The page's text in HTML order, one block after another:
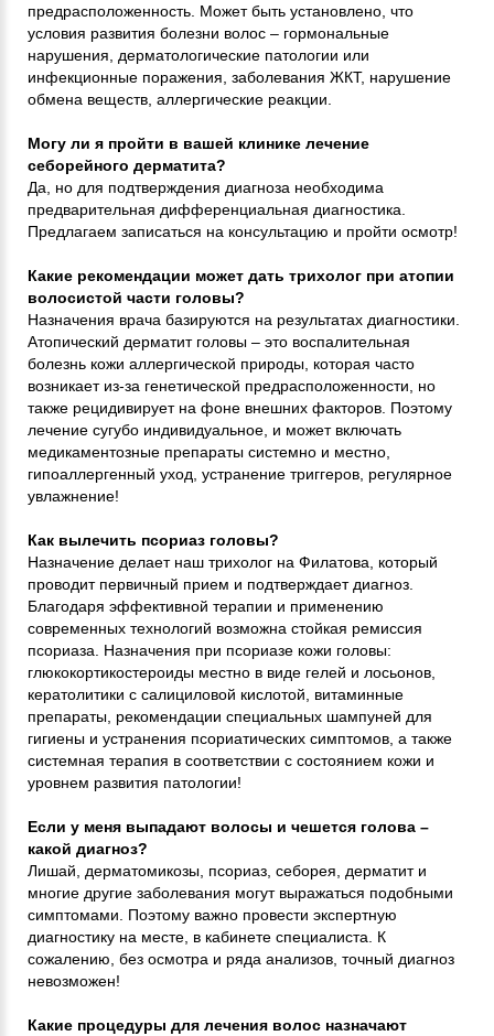
предрасположенность. Может быть установлено, что
условия развития болезни волос – гормональные
нарушения, дерматологические патологии или
инфекционные поражения, заболевания ЖКТ, нарушение
обмена веществ, аллергические реакции.
Могу ли я пройти в вашей клинике лечение
себорейного дерматита?
Да, но для подтверждения диагноза необходима
предварительная дифференциальная диагностика.
Предлагаем записаться на консультацию и пройти осмотр!
Какие рекомендации может дать трихолог при атопии
волосистой части головы?
Назначения врача базируются на результатах диагностики.
Атопический дерматит головы – это воспалительная
болезнь кожи аллергической природы, которая часто
возникает из-за генетической предрасположенности, но
также рецидивирует на фоне внешних факторов. Поэтому
лечение сугубо индивидуальное, и может включать
медикаментозные препараты системно и местно,
гипоаллергенный уход, устранение триггеров, регулярное
увлажнение!
Как вылечить псориаз головы?
Назначение делает наш трихолог на Филатова, который
проводит первичный прием и подтверждает диагноз.
Благодаря эффективной терапии и применению
современных технологий возможна стойкая ремиссия
псориаза. Назначения при псориазе кожи головы:
глюкокортикостероиды местно в виде гелей и лосьонов,
кератолитики с салициловой кислотой, витаминные
препараты, рекомендации специальных шампуней для
гигиены и устранения псориатических симптомов, а также
системная терапия в соответствии с состоянием кожи и
уровнем развития патологии!
Если у меня выпадают волосы и чешется голова –
какой диагноз?
Лишай, дерматомикозы, псориаз, себорея, дерматит и
многие другие заболевания могут выражаться подобными
симптомами. Поэтому важно провести экспертную
диагностику на месте, в кабинете специалиста. К
сожалению, без осмотра и ряда анализов, точный диагноз
невозможен!
Какие процедуры для лечения волос назначают